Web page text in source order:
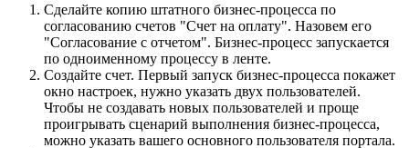
Сделайте копию штатного бизнес-процесса по
согласованию счетов "Счет на оплату". Назовем его
"Согласование с отчетом". Бизнес-процесс запускается
по одноименному процессу в ленте.
Создайте счет. Первый запуск бизнес-процесса покажет
окно настроек, нужно указать двух пользователей.
Чтобы не создавать новых пользователей и проще
проигрывать сценарий выполнения бизнес-процесса,
можно указать вашего основного пользователя портала.